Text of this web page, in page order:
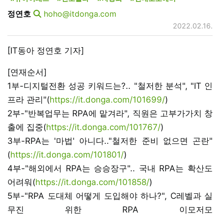
정연호 hoho@itdonga.com
2022.02.16.
[IT동아 정연호 기자]
[연재순서]
1부-디지털전환 성공 키워드는?.. "철저한 분석", "IT 인
프라 관리"(https://it.donga.com/101699/)
2부-"반복업무는 RPA에 맡겨라", 직원은 고부가가치 창
출에 집중(https://it.donga.com/101767/)
3부-RPA는 '마법' 아니다.."철저한 준비 없으면 곤란"
(https://it.donga.com/101801/)
4부-"해외에서 RPA는 승승장구".. 국내 RPA는 확산도
어려워(https://it.donga.com/101858/)
5부-"RPA 도대체 어떻게 도입해야 하나?", C레벨과 실
무진 위한 RPA 이모저모